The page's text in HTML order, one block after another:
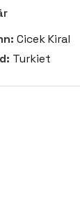
Cicek Kiral
Turkiet